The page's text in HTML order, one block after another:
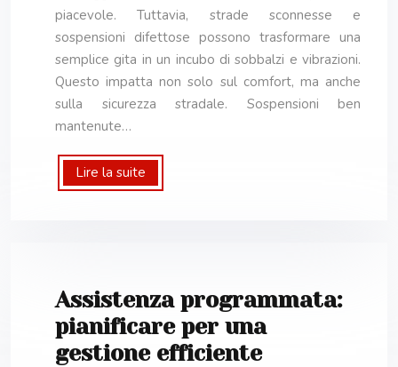
piacevole. Tuttavia, strade sconnesse e
sospensioni difettose possono trasformare una
semplice gita in un incubo di sobbalzi e vibrazioni.
Questo impatta non solo sul comfort, ma anche
sulla sicurezza stradale. Sospensioni ben
mantenute…
Lire la suite
Assistenza programmata:
pianificare per una
gestione efficiente